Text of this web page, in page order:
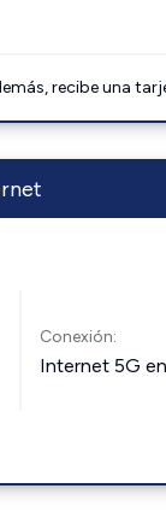
recibe una
Conexión:
Internet 5G